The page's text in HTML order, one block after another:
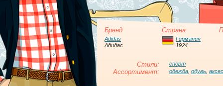
Бренд Страна
Adidas
Адидас
Германия
1924
Стили: спорт
Ассортимент: одежда обувь